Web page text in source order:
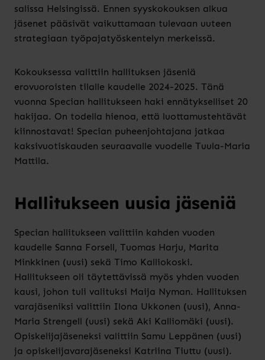
salissa Helsingissä. Ennen syyskokouksen alkua
jäsenet pääsivät vaikuttamaan tulevaan uuteen
strategiaan työpajatyöskentelyn merkeissä.
Kokouksessa valittiin hallituksen jäseniä
erovuoroisten tilalle kaudelle 2024-2025. Tänä
vuonna Specian hallitukseen haki ennätykselliset 20
hakijaa. On todella hienoa, että luottamustehtävät
kiinnostavat! Specian puheenjohtajana jatkaa
kaksivuotiskauden seuraavalle vuodelle Tuula-Maria
Mattila.
Hallitukseen uusia jäseniä
Specian hallitukseen valittiin kahden vuoden
kaudelle Sanna Forsell, Tuomas Harju, Marita
Minkkinen (uusi) sekä Timo Kalliokoski.
Hallitukseen oli täytettävissä myös yhden vuoden
kausi, johon tuli valituksi Maija Nyman. Hallituksen
varajäseniksi valittiin Ilona Ukkonen (uusi), Anna-
Maria Strengell (uusi) sekä Aki Kalliomäki (uusi).
Opiskelijajäseneksi valittiin Samu Leppänen (uusi)
ja opiskelijavarajäseneksi Katriina Tiuttu (uusi).